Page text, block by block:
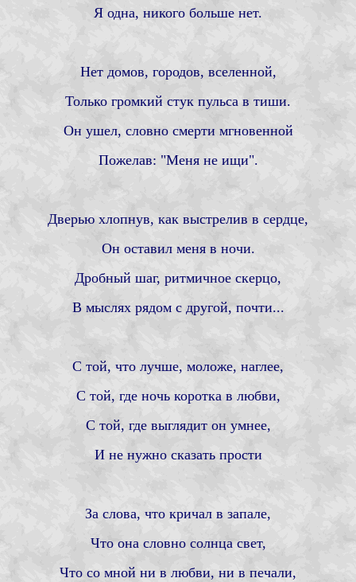
Я одна, никого больше нет.
Нет домов, городов, вселенной,
Только громкий стук пульса в тиши.
Он ушел, словно смерти мгновенной
Пожелав: "Меня не ищи".
Дверью хлопнув, как выстрелив в сердце,
Он оставил меня в ночи.
Дробный шаг, ритмичное скерцо,
В мыслях рядом с другой, почти...
С той, что лучше, моложе, наглее,
С той, где ночь коротка в любви,
С той, где выглядит он умнее,
И не нужно сказать прости
За слова, что кричал в запале,
Что она словно солнца свет,
Что со мной ни в любви, ни в печали,